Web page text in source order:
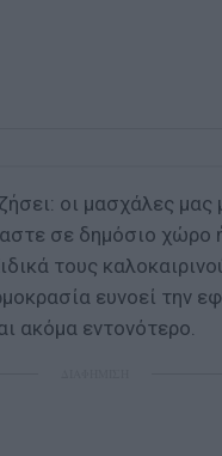
οι μασχάλες μας
σε δημόσιο χώρο
τους
ευνοεί την
ακόμα εντονότερο.